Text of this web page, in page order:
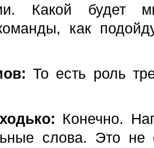
Какой будет
как
То есть роль
Конечно.
слова. Это не